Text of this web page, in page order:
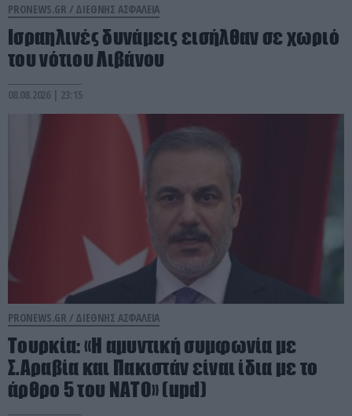
PRONEWS.GR / ΔΙΕΘΝΗΣ ΑΣΦΑΛΕΙΑ
Ισραηλινές δυνάμεις εισήλθαν σε χωριό
του νότιου Λιβάνου
08.08.2026 | 23:15
PRONEWS.GR / ΔΙΕΘΝΗΣ ΑΣΦΑΛΕΙΑ
Τουρκία: «Η αμυντική συμφωνία με
Σ.Αραβία και Πακιστάν είναι ίδια με το
άρθρο 5 του ΝΑΤΟ» (upd)